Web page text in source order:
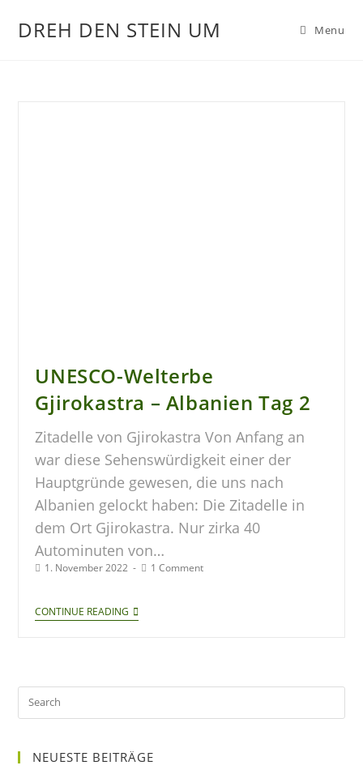
DREH DEN STEIN UM Menu
UNESCO-Welterbe
Gjirokastra – Albanien Tag 2
Zitadelle von Gjirokastra Von Anfang an
war diese Sehenswürdigkeit einer der
Hauptgründe gewesen, die uns nach
Albanien gelockt haben: Die Zitadelle in
dem Ort Gjirokastra. Nur zirka 40
Autominuten von…
1. November 2022 1 Comment
CONTINUE READING
NEUESTE BEITRÄGE